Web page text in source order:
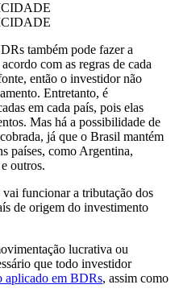
também pode fazer a
com as regras de cada
então o investidor não
Entretanto, é
em cada país, pois elas
Mas há a possibilidade de
já que o Brasil mantém
países, como Argentina,
outros.
vai funcionar a tributação dos
de origem do investimento
lucrativa ou
que todo investidor
aplicado em BDRs, assim como